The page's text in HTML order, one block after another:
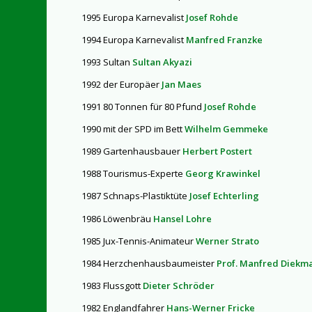
1995 Europa Karnevalist Josef Rohde
1994 Europa Karnevalist Manfred Franzke
1993 Sultan Sultan Akyazi
1992 der Europäer Jan Maes
1991 80 Tonnen für 80 Pfund Josef Rohde
1990 mit der SPD im BettWilhelm Gemmeke
1989 Gartenhausbauer Herbert Postert
1988 Tourismus-Experte Georg Krawinkel
1987 Schnaps-Plastiktüte Josef Echterling
1986 Löwenbräu Hansel Lohre
1985 Jux-Tennis-AnimateurWerner Strato
1984 Herzchenhausbaumeister Prof. Manfred
1983 Flussgott Dieter Schröder
1982 Englandfahrer Hans-Werner Fricke